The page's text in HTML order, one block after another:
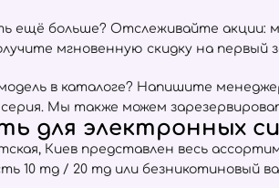
ещё больше? Отслеживайте акции:
мгновенную скидку на первый
в каталоге? Напишите
Мы также можем
для электронных
Киев представлен весь
10 mg / 20 mg или безникотиновый